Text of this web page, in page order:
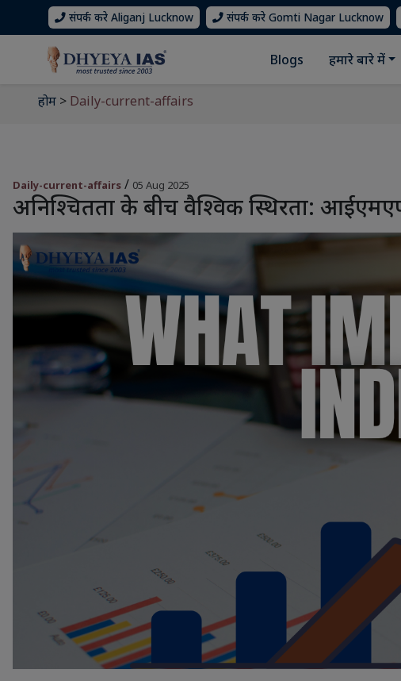
संपर्क करे Aliganj Lucknow संपर्क करे Gomti Nagar Lucknow
Blogs हमारे बारे में
होम > Daily-current-affairs
Daily-current-affairs / 05 Aug 2025
अनिश्चितता के बीच वैश्विक स्थिरता: